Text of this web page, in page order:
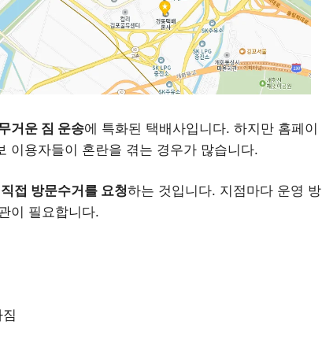
거운 짐 운송에 특화된 택배사입니다. 하지만 홈페이
이용자들이 혼란을 겪는 경우가 많습니다.
접 방문수거를 요청하는 것입니다. 지점마다 운영 방
이 필요합니다.